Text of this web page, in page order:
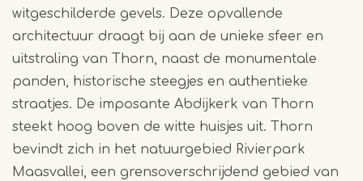
witgeschilderde gevels. Deze opvallende
architectuur draagt bij aan de unieke sfeer en
uitstraling van Thorn, naast de monumentale
panden, historische steegjes en authentieke
straatjes. De imposante Abdijkerk van Thorn
steekt hoog boven de witte huisjes uit. Thorn
bevindt zich in het natuurgebied Rivierpark
Maasvallei, een grensoverschrijdend gebied van